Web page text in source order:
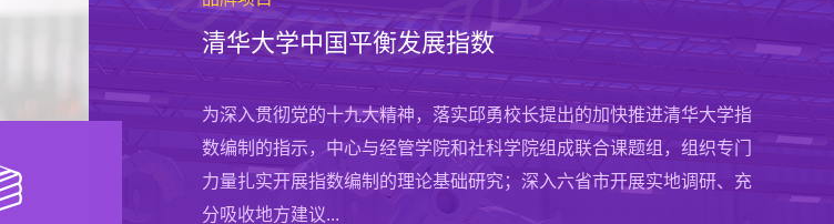
清华大学中国平衡发展指数
为深入贯彻党的十九大精神，落实邱勇校长提出的加快推进清华大学指
数编制的指示，中心与经管学院和社科学院组成联合课题组，组织专门
力量扎实开展指数编制的理论基础研究；深入六省市开展实地调研、充
分吸收地方建议...
季度宏
及有效
计问题研究 许宪春 社会
统计分析 许宪春 北京
修订问题研究 许宪春
作者：许宪春 张美慧 张钟文 原文刊发：《统计研究》，2021年9月29
日（网络首发） 摘要：近年来，伴随着数字化技术的快速发展，企业
盈利模式不断创新，许多互联网企业通过向居民提供大量的免费或者价
格低廉的内容产...
作者：许
力、综合